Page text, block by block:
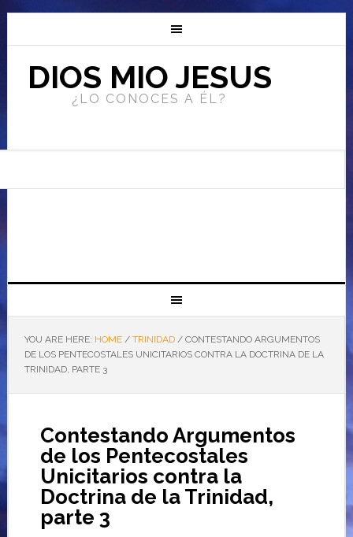
DIOS MIO JESUS
¿LO CONOCES A ÉL?
YOU ARE HERE: HOME / TRINIDAD /CONTESTANDO ARGUMENTOS
DE LOS PENTECOSTALES UNICITARIOS CONTRA LA DOCTRINA DE LA
TRINIDAD, PARTE 3
Contestando Argumentos
de los Pentecostales
Unicitarios contra la
Doctrina de la Trinidad,
parte 3